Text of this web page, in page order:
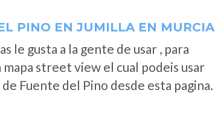
PINO EN JUMILLA EN MURCIA
le gusta a la gente de usar , para
street view el cual podeis usar
Fuente del Pino desde esta pagina.